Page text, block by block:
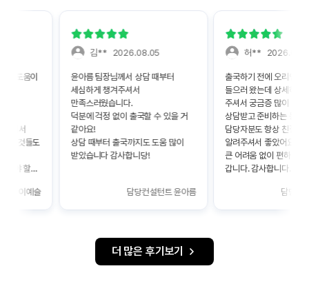
도움이
것들도
이예슬
김** 2026.08.05
윤아름 팀장님께서 상담 때부터
세심하게 챙겨주셔서
만족스러웠습니다.
덕분에 걱정 없이 출국할 수 있을 거
같아요!
상담 때부터 출국까지도 도움 많이
받았습니다 감사합니당!
담당컨설턴트 윤아름
허** 2026.08.05
출국하기 전에 오리엔테이션
들으러 왔는데 상세하게 설
주셔서 궁금증 많이 해소됐
상담받고 준비하는 동안에
담당자분도 항상 친절하게
알려주셔서 좋았어요
큰 어려움 없이 편하게 잘 준
갑니다. 감사합니다.
담당컨설
더 많은 후기보기